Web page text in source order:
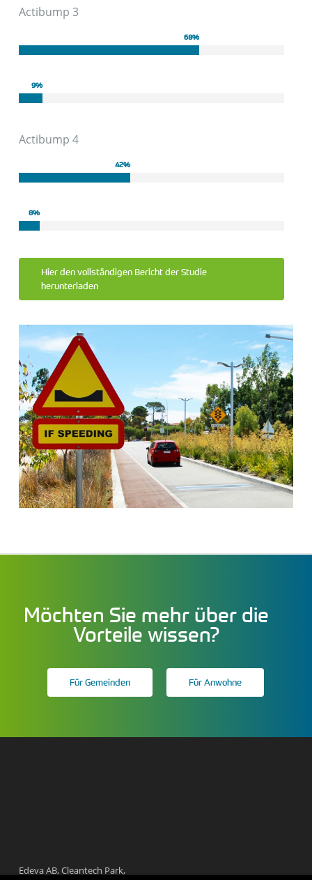
Actibump 3
68%
9%
Actibump 4
42%
8%
Hier den vollständigen Bericht der Studie
herunterladen
Möchten Sie mehr über die
Vorteile wissen?
Für Gemeinden Für Anwohne
Edeva AB, Cleantech Park,